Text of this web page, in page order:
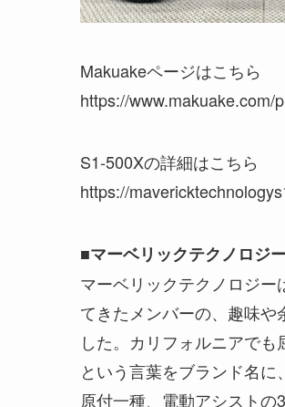
Makuakeページはこちら
https://www.makuake.com/
S1-500Xの詳細はこちら
https://
■マーベリックテクノロジ
マーベリックテクノロジ
てきたメンバーの、趣味
した。カリフォルニアで
という言葉をブランド名
原付一種、電動アシストの